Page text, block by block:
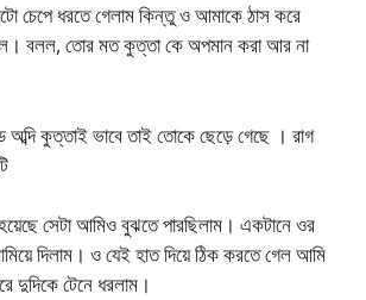
চেপে ধরতে গেলাম কিন্তু ও আমাকে ঠাস করে
বলল, তোর মত কুত্তা কে অপমান করা আর না
অব্দি কুত্তাই ভাবে তাই তোকে ছেড়ে গেছে । রাগ
সেটা আমিও বুঝতে পারছিলাম। একটানে ওর
দিলাম। ও যেই হাত দিয়ে ঠিক করতে গেল আমি
দুদিকে টেনে ধরলাম।